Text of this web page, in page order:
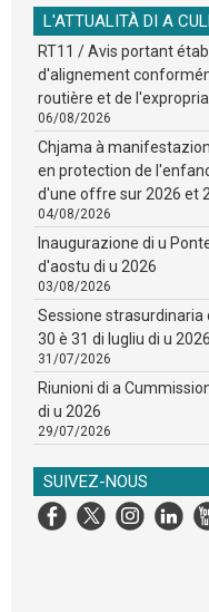
L'ATTUALITÀ DI A
RT11 / Avis portant
d'alignement
routière et de
06/08/2026
Chjama à
en protection de
d'une offre sur 2026 et
04/08/2026
Inaugurazione di u
d'aostu di u 2026
03/08/2026
Sessione strasurdinaria
30 è 31 di lugliu di u 2026
31/07/2026
Riunioni di a
di u 2026
29/07/2026
SUIVEZ-NOUS